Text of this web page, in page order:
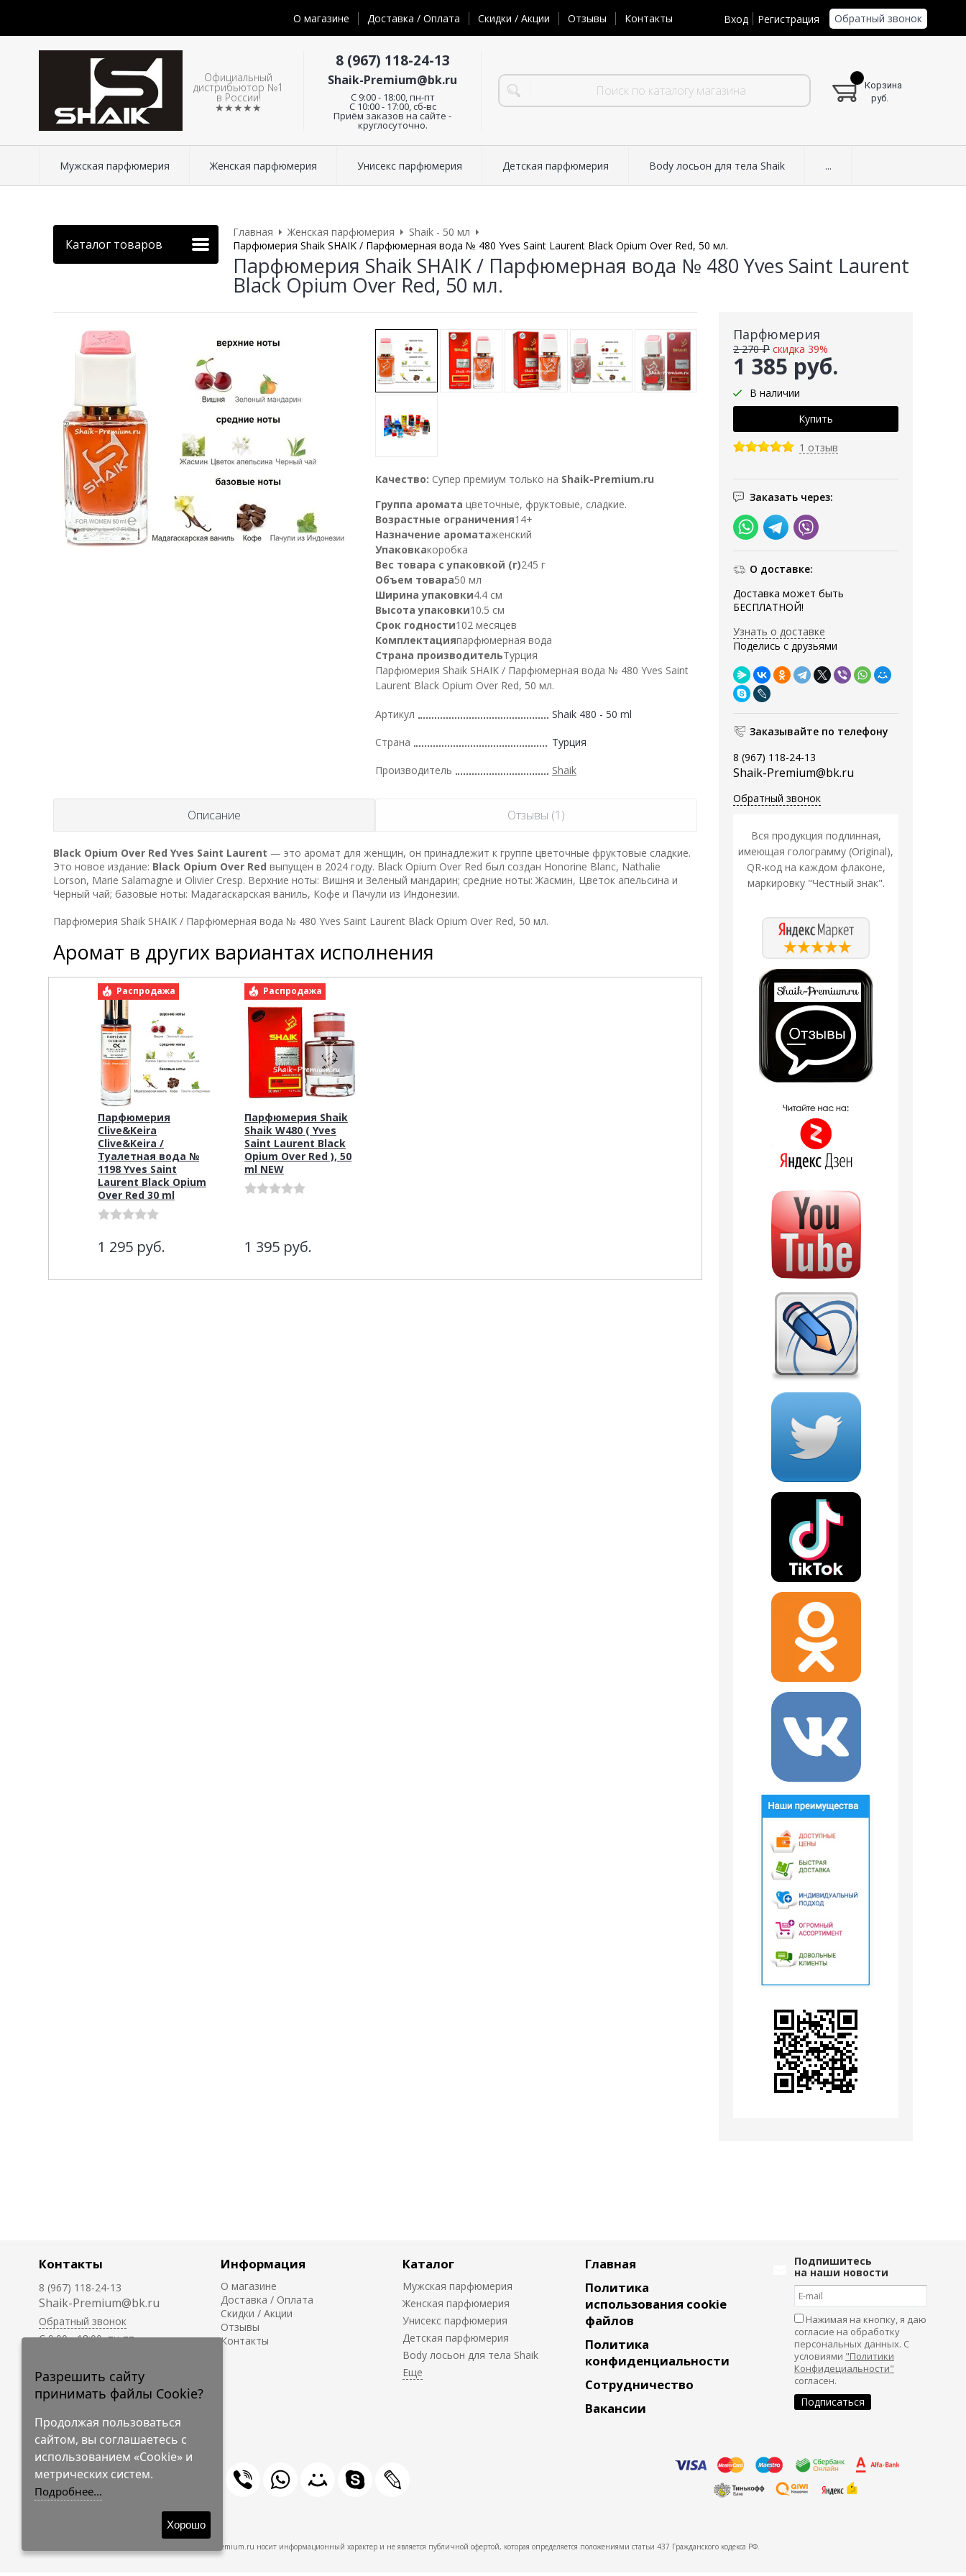
О магазине Доставка / Оплата Скидки / Акции Отзывы Контакты Вход Регистрация Обратный звонок
Официальный
дистрибьютор №1
в России!
★★★★★
8 (967) 118-24-13
Shaik-Premium@bk.ru
C 9:00 - 18:00, пн-пт
С 10:00 - 17:00, сб-вс
Приём заказов на сайте -
круглосуточно.
Корзина
руб.
Мужская парфюмерия Женская парфюмерия Унисекс парфюмерия Детская парфюмерия Body лосьон для тела Shaik ...
Каталог товаров
Главная Женская парфюмерия
Shaik - 50 мл
Парфюмерия Shaik SHAIK / Парфюмерная вода № 480 Yves Saint Laurent Black Opium Over Red, 50 мл.
Парфюмерия Shaik SHAIK / Парфюмерная вода № 480 Yves Saint Laurent
Black Opium Over Red, 50 мл.
Парфюмерия
1 385 руб.
2 270 ₽ скидка 39%
В наличии
1 отзыв
Заказать через:
О доставке:
Доставка может быть
БЕСПЛАТНОЙ!
Узнать о доставке
Поделись с друзьями
Заказывайте по телефону
8 (967) 118-24-13
Shaik-Premium@bk.ru
Обратный звонок
Вся продукция подлинная,
имеющая голограмму (Original),
QR-код на каждом флаконе,
маркировку "Честный знак".
Качество: Супер премиум только на Shaik-Premium.ru
Группа аромата цветочные, фруктовые, сладкие.
Возрастные ограничения14+
Назначение ароматаженский
Упаковкакоробка
Вес товара с упаковкой (г)245 г
Объем товара50 мл
Ширина упаковки4.4 см
Высота упаковки10.5 см
Срок годности102 месяцев
Комплектацияпарфюмерная вода
Страна производительТурция
Парфюмерия Shaik SHAIK / Парфюмерная вода № 480 Yves Saint
Laurent Black Opium Over Red, 50 мл.
Артикул Shaik 480 - 50 ml
Страна Турция
Производитель Shaik
Описание Отзывы (1)
Black Opium Over Red Yves Saint Laurent — это аромат для женщин, он принадлежит к группе цветочные фруктовые сладкие.
Это новое издание: Black Opium Over Red выпущен в 2024 году. Black Opium Over Red был создан Honorine Blanc, Nathalie
Lorson, Marie Salamagne и Olivier Cresp. Верхние ноты: Вишня и Зеленый мандарин; средние ноты: Жасмин, Цветок апельсина и
Черный чай; базовые ноты: Мадагаскарская ваниль, Кофе и Пачули из Индонезии.
Парфюмерия Shaik SHAIK / Парфюмерная вода № 480 Yves Saint Laurent Black Opium Over Red, 50 мл.
Аромат в других вариантах исполнения
Распродажа
Парфюмерия
Clive&Keira
Clive&Keira /
Туалетная вода №
1198 Yves Saint
Laurent Black Opium
Over Red 30 ml
1 295 руб.
Распродажа
Парфюмерия Shaik
Shaik W480 ( Yves
Saint Laurent Black
Opium Over Red ), 50
ml NEW
1 395 руб.
Контакты
8 (967) 118-24-13
Shaik-Premium@bk.ru
Обратный звонок
C 9:00 - 18:00, пн-пт
круглосуточно.
Информация
О магазине
Доставка / Оплата
Скидки / Акции
Отзывы
Контакты
Каталог
Мужская парфюмерия
Женская парфюмерия
Унисекс парфюмерия
Детская парфюмерия
Body лосьон для тела Shaik
Главная
Политика
использования cookie
файлов
Политика
конфиденциальности
Сотрудничество
Вакансии
Подпишитесь
на наши новости
Нажимая на кнопку, я даю
согласие на обработку
персональных данных. С
условиями "Политики
Конфидециальности"
согласен.
© 2009-2026 Shaik-Premium
Shaik-Premium.ru носит информационный характер и не является публичной офертой, которая определяется положениями статьи 437 Гражданского кодекса РФ.
Разрешить сайту
принимать файлы Cookie?
Продолжая пользоваться
сайтом, вы соглашаетесь с
использованием «Cookie» и
метрических систем.
Подробнее...
Хорошо